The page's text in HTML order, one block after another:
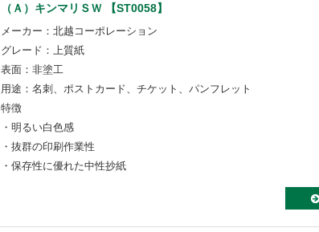
（Ａ）キンマリＳＷ 【ST0058】
メーカー：北越コーポレーション
グレード：上質紙
表面：非塗工
用途：名刺、ポストカード、チケット、パンフレット
特徴
・明るい白色感
・抜群の印刷作業性
・保存性に優れた中性抄紙